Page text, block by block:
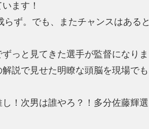
ます！
ず。でも、またチャンスはあると
っと見てきた選手が監督になりま
説で見せた明瞭な頭脳を現場でも
！次男は誰やろ？！多分佐藤輝選